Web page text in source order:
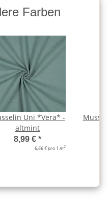
Farben
Uni *Vera* -
altmint
8,99 € *
6,66 € pro 1 m2